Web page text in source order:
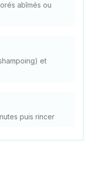
abîmés ou
et
puis rincer